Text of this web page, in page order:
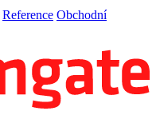
Reference Obchodní